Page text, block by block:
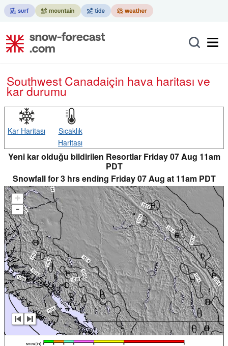
Southwest Canadaiçin hava haritası ve
kar durumu
Kar Haritası
Sıcaklık
Haritası
Yeni kar olduğu bildirilen Resortlar Friday 07 Aug 11am
PDT
Snowfall for 3 hrs ending Friday 07 Aug at 11am PDT
+
-